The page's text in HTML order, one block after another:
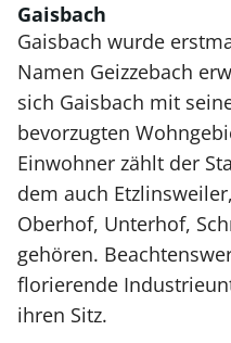
Gaisbach
Gaisbach wurde
Namen Geizzebach
sich Gaisbach mit
bevorzugten
Einwohner zählt der
dem auch
Oberhof, Unterhof,
gehören.
florierende
ihren Sitz.